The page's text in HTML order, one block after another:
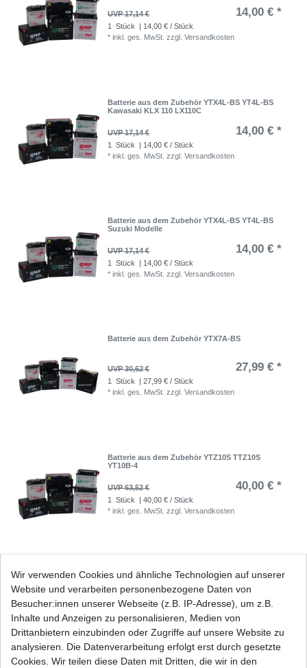
UVP 17,14 € 14,00 € *
1 Stück
| 14,00 € / Stück
*inkl. ges. MwSt. zzgl.Versandkosten
Batterie aus dem Zubehör YTX4L-BS YT4L-BS
Kawasaki KLX 110 LX110C
UVP 17,14 € 14,00 € *
1 Stück
| 14,00 € / Stück
*inkl. ges. MwSt. zzgl.Versandkosten
Batterie aus dem Zubehör YTX4L-BS YT4L-BS
Suzuki Modelle
UVP 17,14 € 14,00 € *
1 Stück
| 14,00 € / Stück
*inkl. ges. MwSt. zzgl.Versandkosten
Batterie aus dem Zubehör YTX7A-BS
UVP 30,62 € 27,99 € *
1 Stück
| 27,99 € / Stück
*inkl. ges. MwSt. zzgl.Versandkosten
Batterie aus dem Zubehör YTZ10S TTZ10S
YT10B-4
UVP 63,52 € 40,00 € *
1 Stück
| 40,00 € / Stück
*inkl. ges. MwSt. zzgl.Versandkosten
Batterie aus dem Zubehör YTZ12S YTZ 12 S TTZ
UVP 47,84 € 43,74 € *
1 Stück | 43,74 € / Stück
*inkl. ges. MwSt. zzgl. Versandkosten
Wir verwenden Cookies und ähnliche Technologien auf unserer
Website und verarbeiten personenbezogene Daten von
Besucher:innen unserer Webseite (z.B. IP-Adresse), um z.B.
Inhalte und Anzeigen zu personalisieren, Medien von
Drittanbietern einzubinden oder Zugriffe auf unsere Website zu
analysieren. Die Datenverarbeitung erfolgt erst durch gesetzte
Cookies. Wir teilen diese Daten mit Dritten, die wir in den